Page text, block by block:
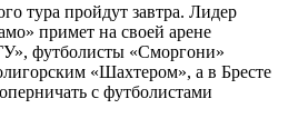
тура пройдут завтра. Лидер
примет на своей арене
футболисты «Сморгони»
«Шахтером», а в Бресте
с футболистами